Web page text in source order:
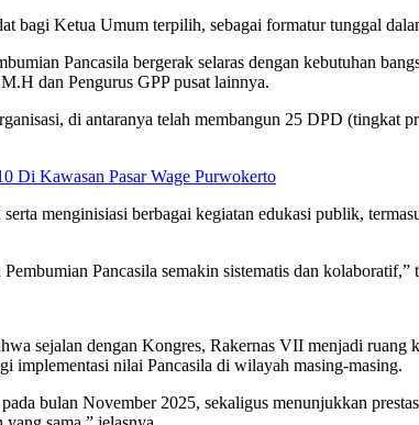
bagi Ketua Umum terpilih, sebagai formatur tunggal
Pancasila bergerak selaras dengan kebutuhan
dan Pengurus GPP pusat lainnya.
di antaranya telah membangun 25 DPD (tingkat
Di Kawasan Pasar Wage Purwokerto
menginisiasi berbagai kegiatan edukasi publik,
Pancasila semakin sistematis dan kolaboratif,”
sejalan dengan Kongres, Rakernas VII menjadi ruang
implementasi nilai Pancasila di wilayah masing-masing.
bulan November 2025, sekaligus menunjukkan